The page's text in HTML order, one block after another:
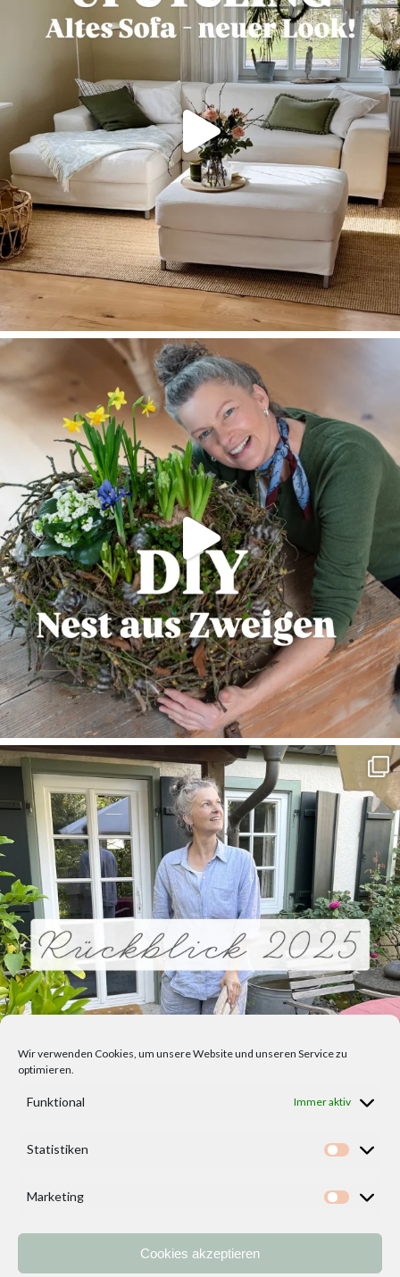
Wir verwenden Cookies, um unsere Website und unseren Service zu
optimieren.
Funktional Immer aktiv
Statistiken
Marketing
Cookies akzeptieren